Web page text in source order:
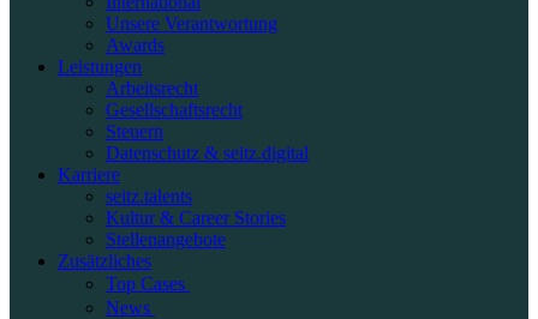
Unsere Verantwortung
Awards
Leistungen
Arbeitsrecht
Gesellschaftsrecht
Steuern
Datenschutz & seitz.digital
Karriere
seitz.talents
Kultur & Career Stories
Stellenangebote
Zusätzliches
Top Cases
News